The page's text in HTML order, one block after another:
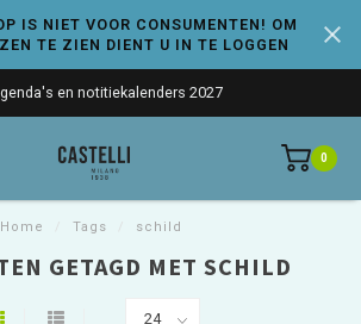
IS NIET VOOR CONSUMENTEN! OM
TE ZIEN DIENT U IN TE LOGGEN
en notitiekalenders 2027
0
Home Tags schild
GETAGD MET SCHILD